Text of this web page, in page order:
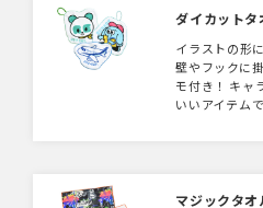
ダイカットタ
イラストの形
壁やフックに
モ付き！ キャ
いいアイテム
マジックタオ